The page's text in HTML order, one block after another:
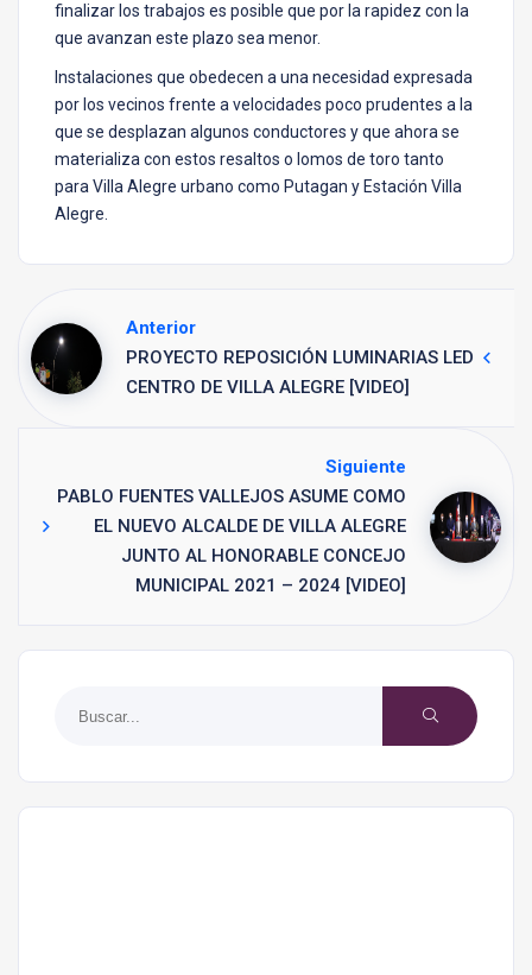
finalizar los trabajos es posible que por la rapidez con la
que avanzan este plazo sea menor.
Instalaciones que obedecen a una necesidad expresada
por los vecinos frente a velocidades poco prudentes a la
que se desplazan algunos conductores y que ahora se
materializa con estos resaltos o lomos de toro tanto
para Villa Alegre urbano como Putagan y Estación Villa
Alegre.
Anterior
PROYECTO REPOSICIÓN LUMINARIAS LED
CENTRO DE VILLA ALEGRE [VIDEO]
Siguiente
PABLO FUENTES VALLEJOS ASUME COMO
EL NUEVO ALCALDE DE VILLA ALEGRE
JUNTO AL HONORABLE CONCEJO
MUNICIPAL 2021 – 2024 [VIDEO]